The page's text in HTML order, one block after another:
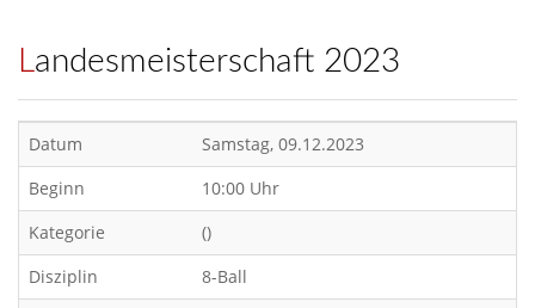
Landesmeisterschaft 2023
Datum
Samstag, 09.12.2023
Beginn
10:00 Uhr
Kategorie
()
Disziplin
8-Ball